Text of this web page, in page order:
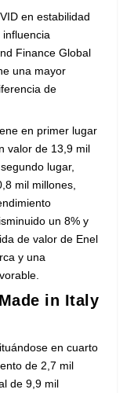
en estabilidad
Finance Global
una mayor
de
en primer lugar
valor de 13,9 mil
lugar,
mil millones,
un 8% y
de valor de Enel
y una
in Italy
en cuarto
de 2,7 mil
de 9,9 mil